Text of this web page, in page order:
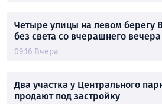
Четыре улицы на левом берегу
без света со вчерашнего вечера
09:16 Вчера
Два участка у Центрального
продают под застройку